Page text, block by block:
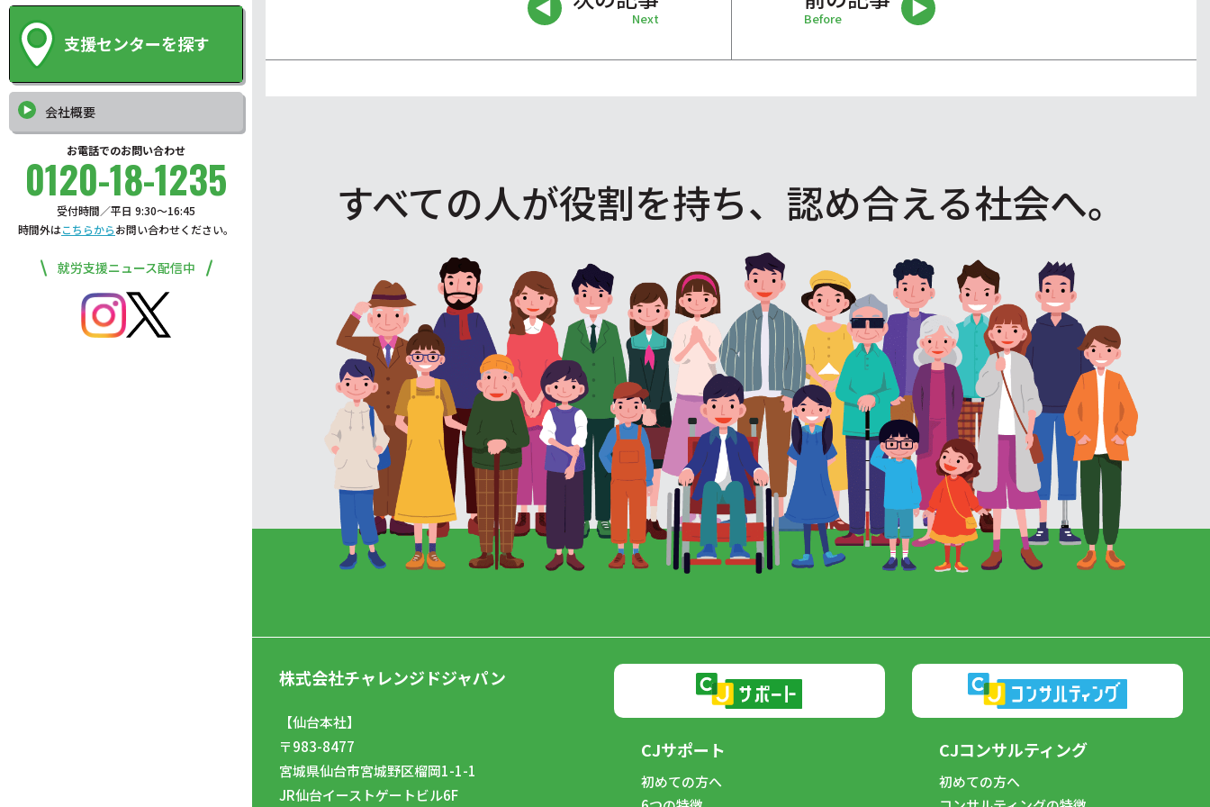
支援センターを探す
会社概要
お電話でのお問い合わせ
0120-18-1235
受付時間／平日 9:30〜16:45
時間外はこちらからお問い合わせください。
就労支援ニュース配信中
Next Before
すべての人が役割を持ち、認め合える社会へ。
株式会社チャレンジドジャパン
【仙台本社】
〒983-8477
宮城県仙台市宮城野区榴岡1-1-1
JR仙台イーストゲートビル6F
CJサポート
初めての方へ
CJコンサルティング
初めての方へ